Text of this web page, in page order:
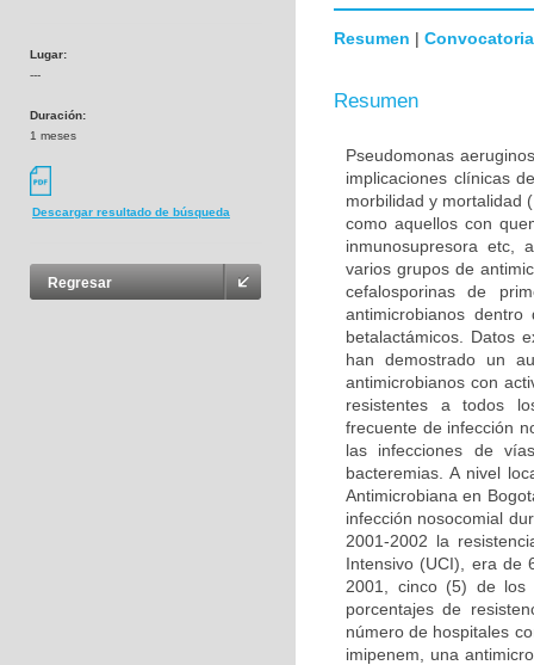
Lugar:
---
Duración:
1 meses
Descargar resultado de búsqueda
Regresar
Resumen | Convocatoria
Resumen
Pseudomonas
implicaciones clínicas
morbilidad y mortalidad
como aquellos con
inmunosupresora etc,
varios grupos de
cefalosporinas de
antimicrobianos
betalactámicos. Datos
han demostrado un
antimicrobianos con
resistentes a todos
frecuente de infección
las infecciones de
bacteremias. A nivel
Antimicrobiana en
infección nosocomial
2001-2002 la
Intensivo (UCI), era de
2001, cinco (5) de los
porcentajes de
número de hospitales
imipenem, una